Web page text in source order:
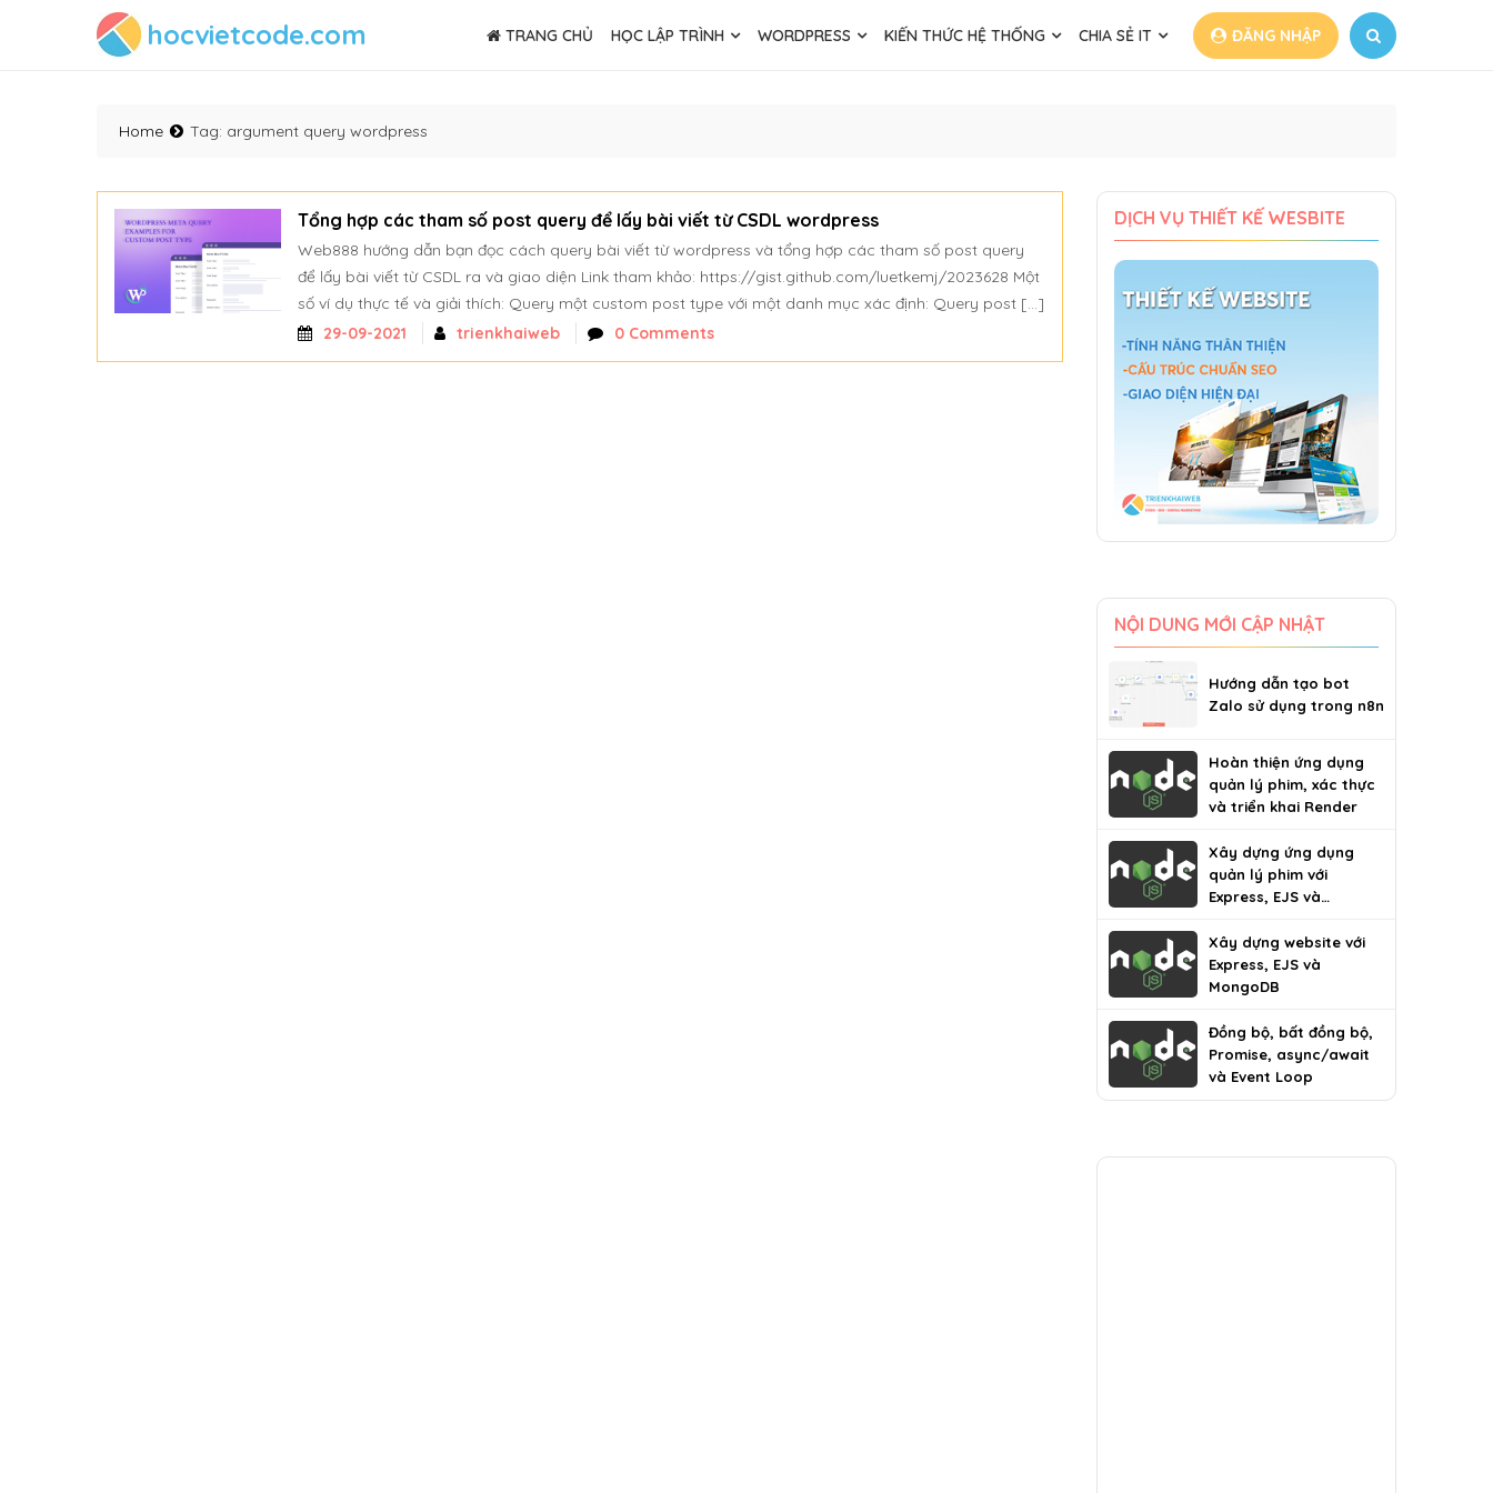
hocvietcode.com TRANG CHỦ HỌC LẬP TRÌNH WORDPRESS KIẾN THỨC HỆ THỐNG CHIA SẺ IT ĐĂNG NHẬP
Home Tag: argument query wordpress
Tổng hợp các tham số post query để lấy bài viết từ CSDL wordpress
Web888 hướng dẫn bạn đọc cách query bài viết từ wordpress và tổng hợp các tham số post query
để lấy bài viết từ CSDL ra và giao diện Link tham khảo: https://gist.github.com/luetkemj/2023628 Một
số ví dụ thực tế và giải thích: Query một custom post type với một danh mục xác định: Query post […]
29-09-2021
trienkhaiweb 0 Comments
DỊCH VỤ THIẾT KẾ WESBITE
NỘI DUNG MỚI CẬP NHẬT
Hướng dẫn tạo bot
Zalo sử dụng trong n8n
Hoàn thiện ứng dụng
quản lý phim, xác thực
và triển khai Render
Xây dựng ứng dụng
quản lý phim với
Express, EJS và
Xây dựng website với
Express, EJS và
MongoDB
Đồng bộ, bất đồng bộ,
Promise, async/await
và Event Loop